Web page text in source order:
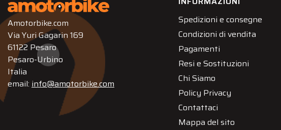
Amotorbike.com
Via Yuri Gagarin 169
61122 Pesaro
Pesaro-Urbino
Italia
email: info@amotorbike.com
Spedizioni e consegne
Condizioni di vendita
Pagamenti
Resi e Sostituzioni
Chi Siamo
Policy Privacy
Contattaci
Mappa del sito